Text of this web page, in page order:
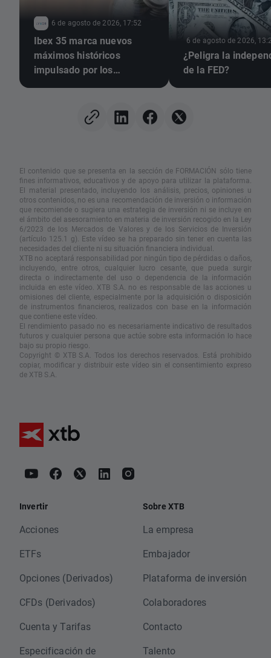
6 de agosto de 2026, 17:52
Ibex 35 marca nuevos
máximos históricos
impulsado por los
6 de agosto de 2026,
¿Peligra la
de la FED?
El contenido que se presenta en la sección de FORMACIÓN sólo tiene
fines informativos, educativos y de apoyo para utilizar la plataforma.
El material presentado, incluyendo los análisis, precios, opiniones u
otros contenidos, no es una recomendación de inversión o información
que recomiende o sugiera una estrategia de inversión ni se incluye en
el ámbito del asesoramiento en materia de inversión recogido en la Ley
6/2023 de los Mercados de Valores y de los Servicios de Inversión
(artículo 125.1 g). Este vídeo se ha preparado sin tener en cuenta las
necesidades del cliente ni su situación financiera individual.
XTB no aceptará responsabilidad por ningún tipo de pérdidas o daños,
incluyendo, entre otros, cualquier lucro cesante, que pueda surgir
directa o indirectamente del uso o dependencia de la información
incluida en este vídeo. XTB S.A. no es responsable de las acciones u
omisiones del cliente, especialmente por la adquisición o disposición
de instrumentos financieros, realizados con base en la información
que contiene este vídeo.
El rendimiento pasado no es necesariamente indicativo de resultados
futuros y cualquier persona que actúe sobre esta información lo hace
bajo su propio riesgo.
Copyright © XTB S.A. Todos los derechos reservados. Está prohibido
copiar, modificar y distribuir este vídeo sin el consentimiento expreso
de XTB S.A.
Invertir
Acciones
ETFs
Opciones (Derivados)
CFDs (Derivados)
Cuenta y Tarifas
Especificación de
Sobre XTB
La empresa
Embajador
Plataforma de inversión
Colaboradores
Contacto
Talento